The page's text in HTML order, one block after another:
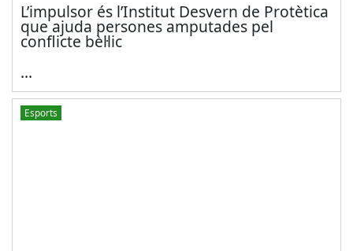
L’impulsor és l’Institut Desvern de Protètica
que ajuda persones amputades pel
conflicte bèl·lic
...
Esports